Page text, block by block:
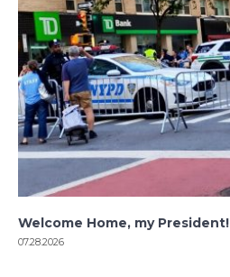
Welcome Home, my President!
07.28.2026